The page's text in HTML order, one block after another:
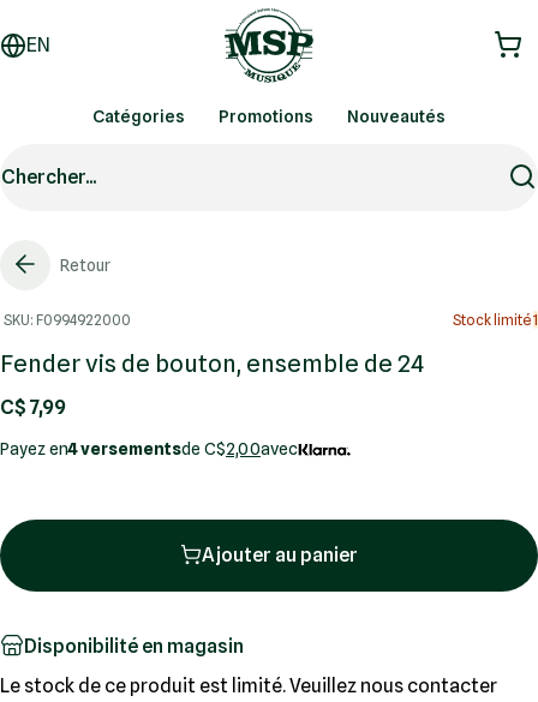
EN
Catégories Promotions Nouveautés
Chercher...
Retour
SKU: F0994922000 Stock limité1
Fender vis de bouton, ensemble de 24
C$ 7,99
Payez en4 versementsde C$2,00avec
Ajouter au panier
Disponibilité en magasin
Le stock de ce produit est limité. Veuillez nous contacter